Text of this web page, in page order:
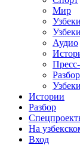
Мир
Аудио
Разбор
Истории
Разбор
На
Вход